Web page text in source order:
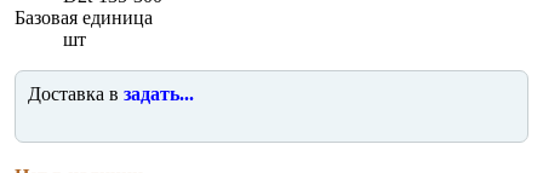
Базовая единица
шт
Доставка в задать...